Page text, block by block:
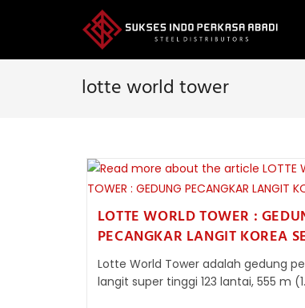
lotte world tower
LOTTE WORLD TOWER :
PECANGKAR LANGIT KOREA
Lotte World Tower adalah gedung
langit super tinggi 123 lantai, 555 m